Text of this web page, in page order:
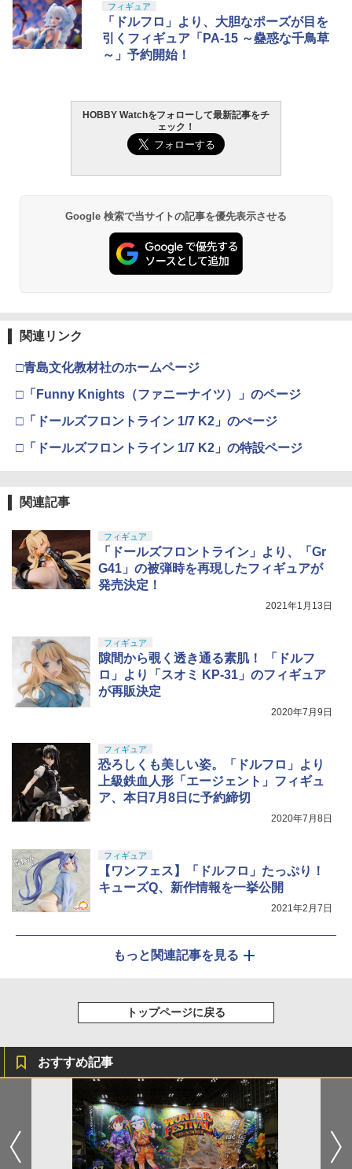
1
BANDAI SPIRITS(バンダイ スピリッツ)
HG 機動新世紀ガンダムX ガンダムレオ
パルド 1/144スケール 色分け済みプラモ
デル
BANDAI SPIRITS(バンダイ スピリッツ)
機動警察パトレイバー EZY RG 1/48 AV-
みプラモデル
BANDAI SPIRITS(バンダイ スピリッツ)
30MS SIS-J00 メルンジャ[カラーA] 色
4
マックスファクトリー PLAMATEA MX
ちゃん 組み立て式プラモデル ノンスケ
ール 全高約160mm
￥10,081
￥1,800
1
東京マルイ(TOKYO MARUI) No.25 コル
ト ガバメント HG 18歳以上エアーHOP
ハンドガン
￥3,384
東京マルイ (TOKYO MARUI) ガスブロー
バックマシンガン No.14 20式 5.56mm
小銃 18歳以上 ガスブローバック
￥220,000
東京マルイ(TOKYO MARUI) No.21 H&K
USP HG 18歳以上エアーHOPハンドガン
￥3,409
4
￥2,666
5
東京マルイ No.10 ハイキャパ5.1 10歳以
上 電動ブローバック フルオート
1
LOCTITE(ロックタイト) シールはがし
プレミアム 220ml
￥962
GSIクレオス Mr.トップコート 水性プレ
ミアムトップコートスプレー 光沢 88ml
ホビー用仕上材 B601
￥748
タミヤ クラフトツールシリーズ No.123
先細薄刃ニッパー (ゲートカット用) プラ
モデル用工具 74123
￥2,600
シリコンモールド クロムハート 4種 6.7×
フィギュア
「ドルフロ」より、大胆なポーズが目を
引くフィギュア「PA-15 ～蠱惑な千鳥草
～」予約開始！
HOBBY Watchをフォローして最新記事をチ
ェック！
Google 検索で当サイトの記事を優先表示させる
関連リンク
□青島文化教材社のホームページ
□「Funny Knights（ファニーナイツ）」のページ
□「ドールズフロントライン 1/7 K2」のぺージ
□「ドールズフロントライン 1/7 K2」の特設ページ
関連記事
フィギュア
「ドールズフロントライン」より、「Gr
G41」の被弾時を再現したフィギュアが
発売決定！
2021年1月13日
フィギュア
隙間から覗く透き通る素肌！ 「ドルフ
ロ」より「スオミ KP-31」のフィギュア
が再販決定
2020年7月9日
フィギュア
恐ろしくも美しい姿。「ドルフロ」より
上級鉄血人形「エージェント」フィギュ
ア、本日7月8日に予約締切
2020年7月8日
フィギュア
【ワンフェス】「ドルフロ」たっぷり！
キューズQ、新作情報を一挙公開
2021年2月7日
もっと関連記事を見る
トップページに戻る
おすすめ記事